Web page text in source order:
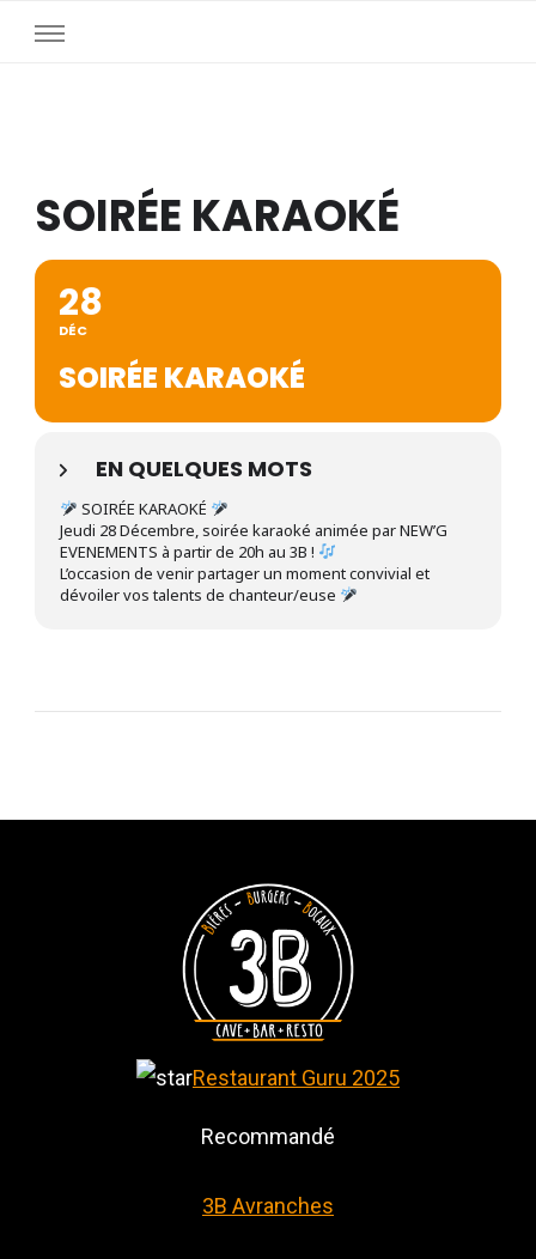
SOIRÉE KARAOKÉ
28
DÉC
SOIRÉE KARAOKÉ
EN QUELQUES MOTS
SOIRÉE KARAOKÉ
Jeudi 28 Décembre, soirée karaoké animée par NEW’G
EVENEMENTS à partir de 20h au 3B !
L’occasion de venir partager un moment convivial et
dévoiler vos talents de chanteur/euse
Restaurant Guru 2025
Recommandé
3B Avranches